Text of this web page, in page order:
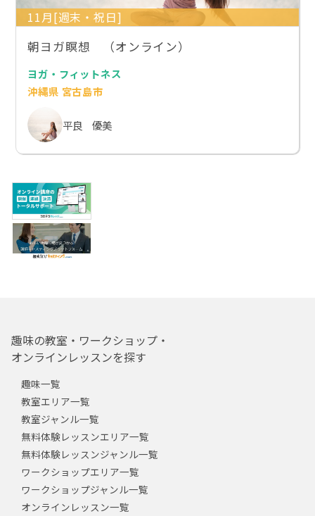
11月[週末・祝日]
朝ヨガ瞑想 （オンライン）
ヨガ・フィットネス
沖縄県 宮古島市
平良 優美
趣味の教室・ワークショップ・
オンラインレッスンを探す
趣味一覧
教室エリア一覧
教室ジャンル一覧
無料体験レッスンエリア一覧
無料体験レッスンジャンル一覧
ワークショップエリア一覧
ワークショップジャンル一覧
オンラインレッスン一覧